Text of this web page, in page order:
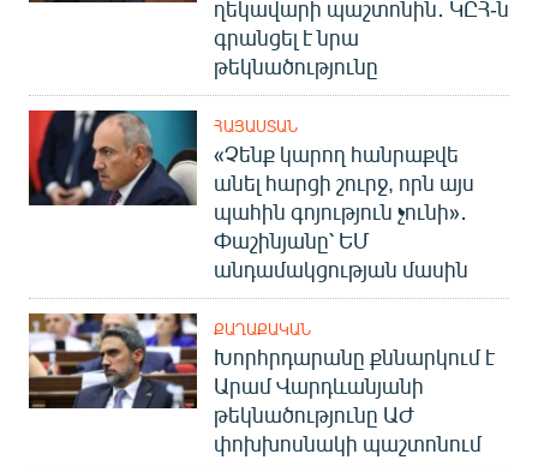
ղեկավարի պաշտոնին․ ԿԸՀ-ն
գրանցել է նրա
թեկնածությունը
ՀԱՅԱՍՏԱՆ
«Չենք կարող հանրաքվե
անել հարցի շուրջ, որն այս
պահին գոյություն չունի»․
Փաշինյանը՝ ԵՄ
անդամակցության մասին
ՔԱՂԱՔԱԿԱՆ
Խորհրդարանը քննարկում է
Արամ Վարդևանյանի
թեկնածությունը ԱԺ
փոխխոսնակի պաշտոնում